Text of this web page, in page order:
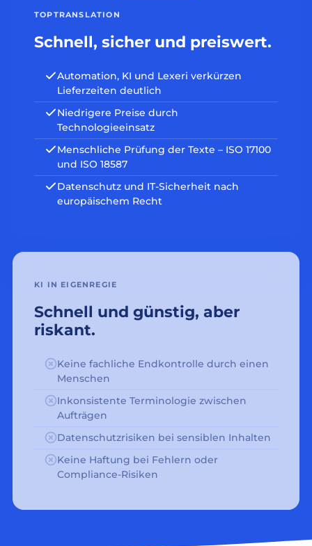
TOPTRANSLATION
Schnell, sicher und preiswert.
Automation, KI und Lexeri verkürzen
Lieferzeiten deutlich
Niedrigere Preise durch
Technologieeinsatz
Menschliche Prüfung der Texte – ISO 17100
und ISO 18587
Datenschutz und IT-Sicherheit nach
europäischem Recht
KI IN EIGENREGIE
Schnell und günstig, aber
riskant.
Keine fachliche Endkontrolle durch einen
Menschen
Inkonsistente Terminologie zwischen
Aufträgen
Datenschutzrisiken bei sensiblen Inhalten
Keine Haftung bei Fehlern oder
Compliance-Risiken